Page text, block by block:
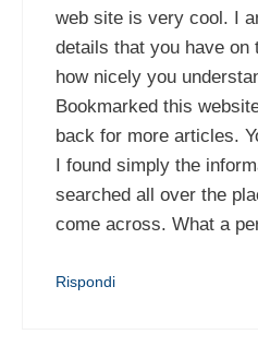
web site is very cool. I
details that you have
how nicely you
Bookmarked this
back for more articles.
I found simply the
searched all over the
come across. What a
Rispondi